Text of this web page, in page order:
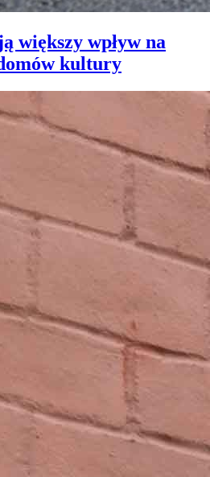
większy wpływ na
kultury